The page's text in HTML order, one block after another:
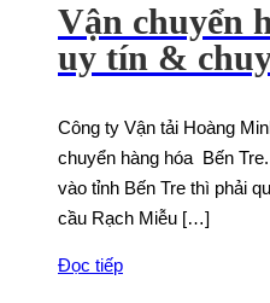
Vận chuyển
uy tín &
Công ty Vận tải Hoàng
chuyển hàng hóa Bến
vào tỉnh Bến Tre thì phải
cầu Rạch Miễu […]
Đọc tiếp